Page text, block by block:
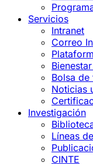
Servicios
Intranet
Correo
Bolsa de
Noticias
Investigación
Líneas
CINTE